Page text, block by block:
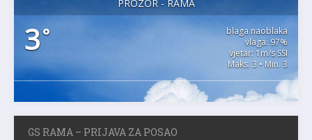
PROZOR - RAMA
3°
blaga naoblaka
vlaga: 97%
vjetar: 1m/s SSI
Maks. 3 • Min. 3
GS RAMA – PRIJAVA ZA POSAO